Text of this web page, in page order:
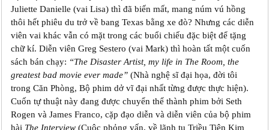
Juliette Danielle (vai Lisa) thì đã biến mất, mang núm vú hồng
thôi hết phiêu du trở về bang Texas bằng xe đò? Nhưng các diễn
viên vai khác vẫn có mặt trong các buổi chiếu đặc biệt để tặng
chữ kí‎. Diễn viên Greg Sestero (vai Mark) thì hoàn tất một cuốn
sách bán chạy: “The Disaster Artist, my life in The Room, the
greatest bad movie ever made”(Nhà nghệ sĩ đại họa, đời tôi
trong Căn Phòng, Bộ phim dở vĩ đại nhất từng được thực hiện).
Cuốn tự thuật này đang được chuyển thể thành phim bởi Seth
Rogen và James Franco, cặp đạo diễn và diễn viên của bộ phim
hài The Interview(Cuộc phỏng vấn, về lãnh tụ Triều Tiên Kim